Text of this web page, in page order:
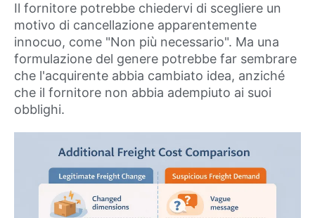
Il fornitore potrebbe chiedervi di scegliere un
motivo di cancellazione apparentemente
innocuo, come "Non più necessario". Ma una
formulazione del genere potrebbe far sembrare
che l'acquirente abbia cambiato idea, anziché
che il fornitore non abbia adempiuto ai suoi
obblighi.